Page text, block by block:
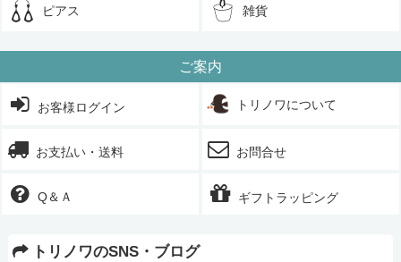
ピアス 雑貨
ご案内
お客様ログイン トリノワについて
お支払い・送料 お問合せ
Q＆Ａ ギフトラッピング
トリノワのSNS・ブログ